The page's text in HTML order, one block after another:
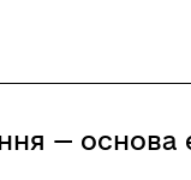
Україна
—